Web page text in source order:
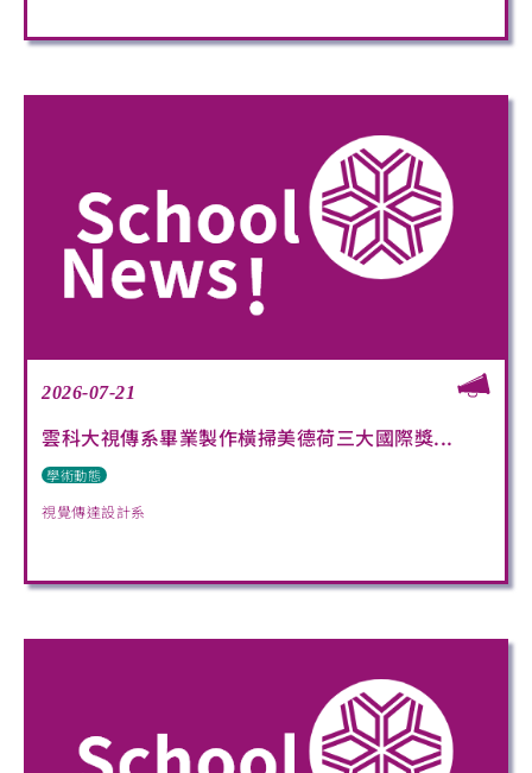
2026-07-21
雲科大視傳系畢業製作橫掃美德荷三大國際獎...
學術動態
視覺傳達設計系